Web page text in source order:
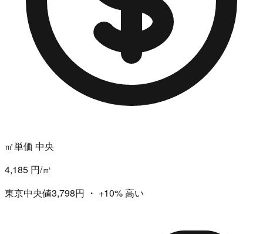
㎡単価 中央
4,185 円/㎡
東京中央値3,798円 ・ +10%高い